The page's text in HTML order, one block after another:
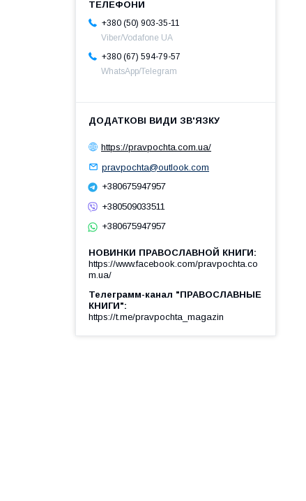
+380 (50) 903-35-11
Viber/Vodafone UA
+380 (67) 594-79-57
WhatsApp/Telegram
https://pravpochta.com.ua/
pravpochta@outlook.com
+380675947957
+380509033511
+380675947957
НОВИНКИ ПРАВОСЛАВНОЙ КНИГИ
https://www.facebook.com/pravpochta.co
m.ua/
Телеграмм-канал "ПРАВОСЛАВНЫЕ
КНИГИ"
https://t.me/pravpochta_magazin